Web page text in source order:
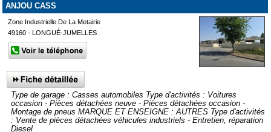
ANJOU CASS
Zone Industrielle De La Metairie
49160 - LONGUÉ-JUMELLES
Type de garage : Casses automobiles Type d'activités : Voitures
occasion - Pièces détachées neuve - Pièces détachées occasion -
Montage de pneus MARQUE ET ENSEIGNE : AUTRES Type d'activités
: Vente de pièces détachées véhicules industriels - Entretien, réparation
Diesel